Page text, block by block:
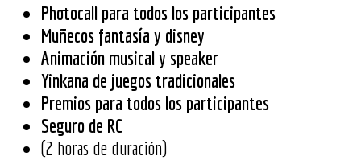
Photocall para todos los participantes
Muñecos fantasía y disney
Animación musical y speaker
Yinkana de juegos tradicionales
Premios para todos los participantes
Seguro de RC
(2 horas de duración)